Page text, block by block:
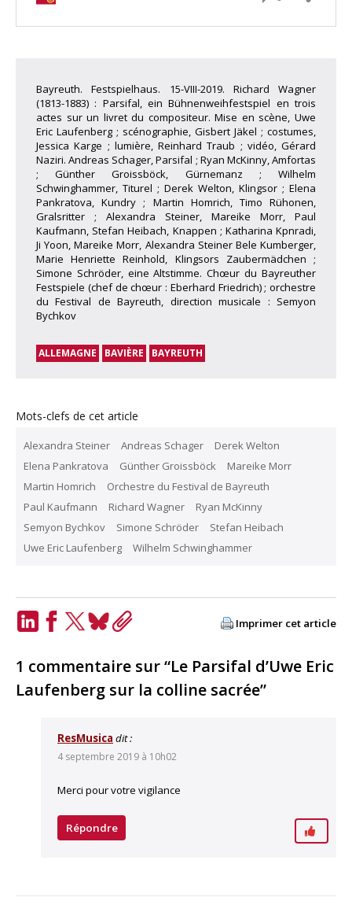
Bayreuth. Festspielhaus. 15-VIII-2019. Richard Wagner
(1813-1883) : Parsifal, ein Bühnenweihfestspiel en trois
actes sur un livret du compositeur. Mise en scène, Uwe
Eric Laufenberg ; scénographie, Gisbert Jäkel ; costumes,
Jessica Karge ; lumière, Reinhard Traub ; vidéo, Gérard
Naziri. Andreas Schager, Parsifal ; Ryan McKinny, Amfortas
; Günther Groissböck, Gürnemanz ; Wilhelm
Schwinghammer, Titurel ; Derek Welton, Klingsor ; Elena
Pankratova, Kundry ; Martin Homrich, Timo Rühonen,
Gralsritter ; Alexandra Steiner, Mareike Morr, Paul
Kaufmann, Stefan Heibach, Knappen ; Katharina Kpnradi,
Ji Yoon, Mareike Morr, Alexandra Steiner Bele Kumberger,
Marie Henriette Reinhold, Klingsors Zaubermädchen ;
Simone Schröder, eine Altstimme. Chœur du Bayreuther
Festspiele (chef de chœur : Eberhard Friedrich) ; orchestre
du Festival de Bayreuth, direction musicale : Semyon
Bychkov
ALLEMAGNE BAVIÈRE BAYREUTH
Mots-clefs de cet article
Alexandra Steiner Andreas Schager
Derek Welton
Elena Pankratova
Günther Groissböck
Mareike Morr
Martin Homrich
Orchestre du Festival de Bayreuth
Paul Kaufmann
Richard Wagner
Ryan McKinny
Semyon Bychkov
Simone Schröder
Stefan Heibach
Uwe Eric Laufenberg
Wilhelm Schwinghammer
Link
Imprimer cet article
1 commentaire sur “Le Parsifal d’Uwe Eric
Laufenberg sur la colline sacrée”
ResMusica dit :
4 septembre 2019 à 10h02
Merci pour votre vigilance
Répondre